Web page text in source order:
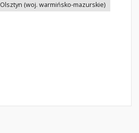
Olsztyn (woj. warmińsko-mazurskie)